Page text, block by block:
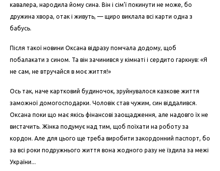
кавалера, народила йому сина. Він і сім’ї покинути не може, бо
дружина хвора, отак і живуть, — щиро виклала всі карти одна з
бабусь.
Після такої новини Оксана відразу помчала додому, щоб
побалакати з сином. Та він зачинився у кімнаті і сердито гаркнув: «Я
не сам, не втручайся в моє життя!»
Ось так, наче картковий будиночок, зруйнувалося казкове життя
заможної домогосподарки. Чоловік став чужим, син віддалився.
Оксана поки що має якісь фінансові заощадження, але надовго їх не
вистачить. Жінка подумує над тим, щоб поїхати на роботу за
кордон. Але для цього ще треба виробити закордонний паспорт, бо
за всі роки подружнього життя вона жодного разу не їздила за межі
України...